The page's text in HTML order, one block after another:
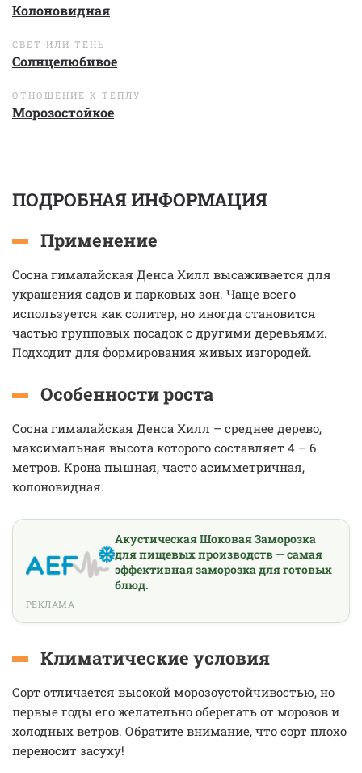
Колоновидная
СВЕТ ИЛИ ТЕНЬ
Солнцелюбивое
ОТНОШЕНИЕ К ТЕПЛУ
Морозостойкое
ПОДРОБНАЯ ИНФОРМАЦИЯ
Применение
Сосна гималайская Денса Хилл высаживается для
украшения садов и парковых зон. Чаще всего
используется как солитер, но иногда становится
частью групповых посадок с другими деревьями.
Подходит для формирования живых изгородей.
Особенности роста
Сосна гималайская Денса Хилл – среднее дерево,
максимальная высота которого составляет 4 – 6
метров. Крона пышная, часто асимметричная,
колоновидная.
Акустическая Шоковая Заморозка
для пищевых производств — самая
эффективная заморозка для готовых
блюд.
РЕКЛАМА
Климатические условия
Сорт отличается высокой морозоустойчивостью, но
первые годы его желательно оберегать от морозов и
холодных ветров. Обратите внимание, что сорт плохо
переносит засуху!